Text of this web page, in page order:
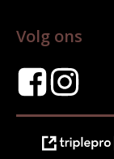
Volg ons